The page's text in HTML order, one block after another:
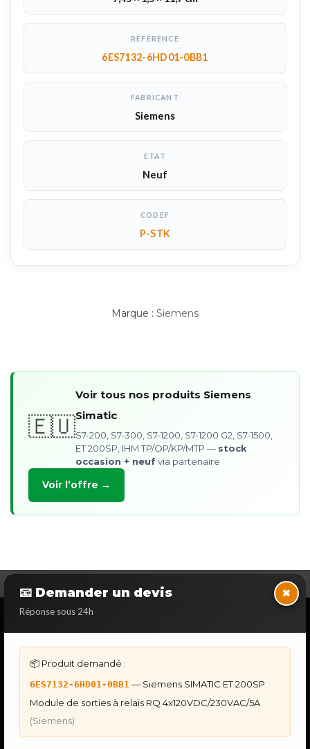
RÉFÉRENCE
6ES7132-6HD01-0BB1
FABRICANT
Siemens
ETAT
Neuf
CODEF
P-STK
Marque : Siemens
🇪🇺
Voir tous nos produits Siemens
Simatic
S7-200, S7-300, S7-1200, S7-1200 G2, S7-1500,
ET 200SP, IHM TP/OP/KP/MTP — stock
occasion + neufvia partenaire
Voir l’offre →
📧 Demander un devis
Réponse sous 24h
×
📦 Produit demandé :
6ES7132-6HD01-0BB1 — Siemens SIMATIC ET 200SP
Module de sorties à relais RQ 4x120VDC/230VAC/5A
(Siemens)
Dépannage Siemens S7
Dépannage Omron Sysmac
Dépannage ABB AC500
IHM & PUPITRES